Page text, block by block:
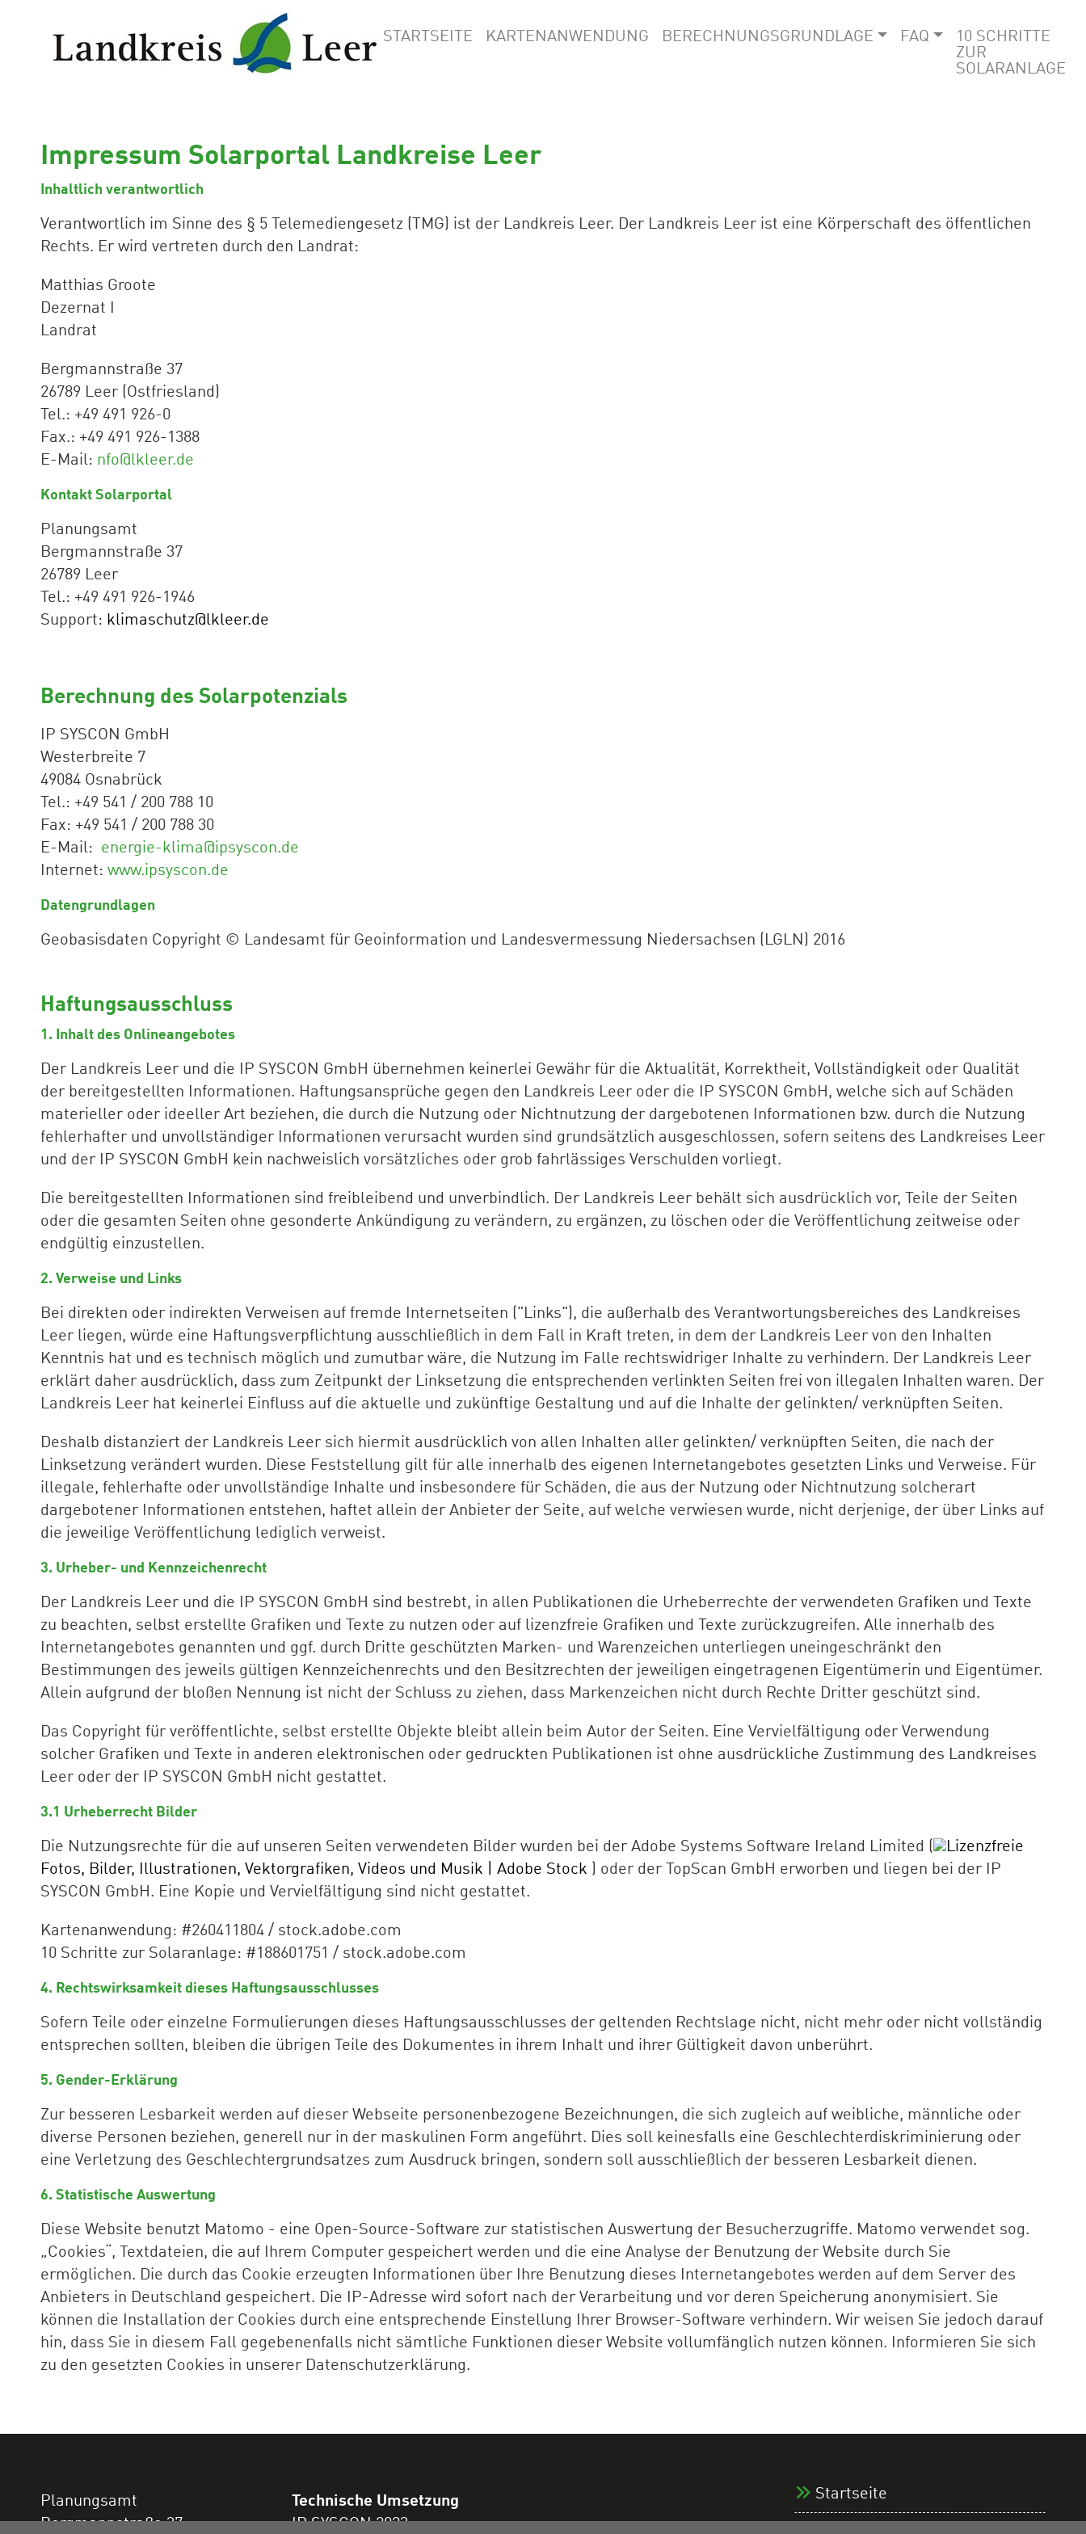
STARTSEITE KARTENANWENDUNG BERECHNUNGSGRUNDLAGE FAQ
10 SCHRITTE
ZUR
SOLARANLAGE
Impressum Solarportal Landkreise Leer
Inhaltlich verantwortlich
Verantwortlich im Sinne des § 5 Telemediengesetz (TMG) ist der Landkreis Leer. Der Landkreis Leer ist eine Körperschaft des öffentlichen
Rechts. Er wird vertreten durch den Landrat:
Matthias Groote
Dezernat I
Landrat
Bergmannstraße 37
26789 Leer (Ostfriesland)
Tel.: +49 491 926-0
Fax.: +49 491 926-1388
E-Mail: nfo@lkleer.de
Kontakt Solarportal
Planungsamt
Bergmannstraße 37
26789 Leer
Tel.: +49 491 926-1946
Support: klimaschutz@lkleer.de
Berechnung des Solarpotenzials
IP SYSCON GmbH
Westerbreite 7
49084 Osnabrück
Tel.: +49 541 / 200 788 10
Fax: +49 541 / 200 788 30
E-Mail: energie-klima@ipsyscon.de
Internet: www.ipsyscon.de
Datengrundlagen
Geobasisdaten Copyright © Landesamt für Geoinformation und Landesvermessung Niedersachsen (LGLN) 2016
Haftungsausschluss
1. Inhalt des Onlineangebotes
Der Landkreis Leer und die IP SYSCON GmbH übernehmen keinerlei Gewähr für die Aktualität, Korrektheit, Vollständigkeit oder Qualität
der bereitgestellten Informationen. Haftungsansprüche gegen den Landkreis Leer oder die IP SYSCON GmbH, welche sich auf Schäden
materieller oder ideeller Art beziehen, die durch die Nutzung oder Nichtnutzung der dargebotenen Informationen bzw. durch die Nutzung
fehlerhafter und unvollständiger Informationen verursacht wurden sind grundsätzlich ausgeschlossen, sofern seitens des Landkreises Leer
und der IP SYSCON GmbH kein nachweislich vorsätzliches oder grob fahrlässiges Verschulden vorliegt.
Die bereitgestellten Informationen sind freibleibend und unverbindlich. Der Landkreis Leer behält sich ausdrücklich vor, Teile der Seiten
oder die gesamten Seiten ohne gesonderte Ankündigung zu verändern, zu ergänzen, zu löschen oder die Veröffentlichung zeitweise oder
endgültig einzustellen.
2. Verweise und Links
Bei direkten oder indirekten Verweisen auf fremde Internetseiten ("Links"), die außerhalb des Verantwortungsbereiches des Landkreises
Leer liegen, würde eine Haftungsverpflichtung ausschließlich in dem Fall in Kraft treten, in dem der Landkreis Leer von den Inhalten
Kenntnis hat und es technisch möglich und zumutbar wäre, die Nutzung im Falle rechtswidriger Inhalte zu verhindern. Der Landkreis Leer
erklärt daher ausdrücklich, dass zum Zeitpunkt der Linksetzung die entsprechenden verlinkten Seiten frei von illegalen Inhalten waren. Der
Landkreis Leer hat keinerlei Einfluss auf die aktuelle und zukünftige Gestaltung und auf die Inhalte der gelinkten/ verknüpften Seiten.
Deshalb distanziert der Landkreis Leer sich hiermit ausdrücklich von allen Inhalten aller gelinkten/ verknüpften Seiten, die nach der
Linksetzung verändert wurden. Diese Feststellung gilt für alle innerhalb des eigenen Internetangebotes gesetzten Links und Verweise. Für
illegale, fehlerhafte oder unvollständige Inhalte und insbesondere für Schäden, die aus der Nutzung oder Nichtnutzung solcherart
dargebotener Informationen entstehen, haftet allein der Anbieter der Seite, auf welche verwiesen wurde, nicht derjenige, der über Links auf
die jeweilige Veröffentlichung lediglich verweist.
3. Urheber- und Kennzeichenrecht
Der Landkreis Leer und die IP SYSCON GmbH sind bestrebt, in allen Publikationen die Urheberrechte der verwendeten Grafiken und Texte
zu beachten, selbst erstellte Grafiken und Texte zu nutzen oder auf lizenzfreie Grafiken und Texte zurückzugreifen. Alle innerhalb des
Internetangebotes genannten und ggf. durch Dritte geschützten Marken- und Warenzeichen unterliegen uneingeschränkt den
Bestimmungen des jeweils gültigen Kennzeichenrechts und den Besitzrechten der jeweiligen eingetragenen Eigentümerin und Eigentümer.
Allein aufgrund der bloßen Nennung ist nicht der Schluss zu ziehen, dass Markenzeichen nicht durch Rechte Dritter geschützt sind.
Das Copyright für veröffentlichte, selbst erstellte Objekte bleibt allein beim Autor der Seiten. Eine Vervielfältigung oder Verwendung
solcher Grafiken und Texte in anderen elektronischen oder gedruckten Publikationen ist ohne ausdrückliche Zustimmung des Landkreises
Leer oder der IP SYSCON GmbH nicht gestattet.
3.1 Urheberrecht Bilder
Die Nutzungsrechte für die auf unseren Seiten verwendeten Bilder wurden bei der Adobe Systems Software Ireland Limited (
Lizenzfreie
Fotos, Bilder, Illustrationen, Vektorgrafiken, Videos und Musik | Adobe Stock ) oder der TopScan GmbH erworben und liegen bei der IP
SYSCON GmbH. Eine Kopie und Vervielfältigung sind nicht gestattet.
Kartenanwendung: #260411804 / stock.adobe.com
10 Schritte zur Solaranlage: #188601751 / stock.adobe.com
4. Rechtswirksamkeit dieses Haftungsausschlusses
Sofern Teile oder einzelne Formulierungen dieses Haftungsausschlusses der geltenden Rechtslage nicht, nicht mehr oder nicht vollständig
entsprechen sollten, bleiben die übrigen Teile des Dokumentes in ihrem Inhalt und ihrer Gültigkeit davon unberührt.
5. Gender-Erklärung
Zur besseren Lesbarkeit werden auf dieser Webseite personenbezogene Bezeichnungen, die sich zugleich auf weibliche, männliche oder
diverse Personen beziehen, generell nur in der maskulinen Form angeführt. Dies soll keinesfalls eine Geschlechterdiskriminierung oder
eine Verletzung des Geschlechtergrundsatzes zum Ausdruck bringen, sondern soll ausschließlich der besseren Lesbarkeit dienen.
6. Statistische Auswertung
Diese Website benutzt Matomo - eine Open-Source-Software zur statistischen Auswertung der Besucherzugriffe. Matomo verwendet sog.
„Cookies“, Textdateien, die auf Ihrem Computer gespeichert werden und die eine Analyse der Benutzung der Website durch Sie
ermöglichen. Die durch das Cookie erzeugten Informationen über Ihre Benutzung dieses Internetangebotes werden auf dem Server des
Anbieters in Deutschland gespeichert. Die IP-Adresse wird sofort nach der Verarbeitung und vor deren Speicherung anonymisiert. Sie
können die Installation der Cookies durch eine entsprechende Einstellung Ihrer Browser-Software verhindern. Wir weisen Sie jedoch darauf
hin, dass Sie in diesem Fall gegebenenfalls nicht sämtliche Funktionen dieser Website vollumfänglich nutzen können. Informieren Sie sich
zu den gesetzten Cookies in unserer Datenschutzerklärung.
Planungsamt
Bergmannstraße 37
Technische Umsetzung
IP SYSCON 2023
Startseite